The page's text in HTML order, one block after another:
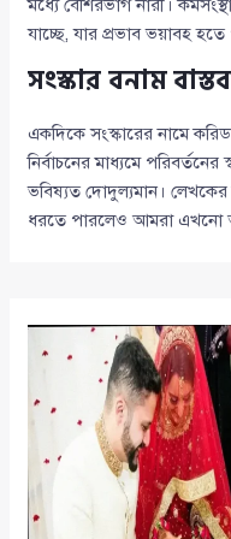
মধ্যে বেশিরভাগ নারী।
যাচ্ছে, যার প্রভাব ভয়াবহ
সংস্কার বনাম
একদিকে সংস্কারের নামে
নির্বাচনের মাধ্যমে
ভবিষ্যত দোদুল্যমান।
ধরতে পারলেও আমরা এখনো